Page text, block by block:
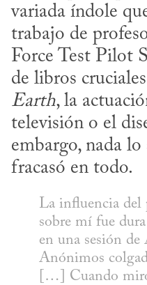
variada índole
trabajo de
Force Test Pilot
de libros
Earth, la
televisión o el
embargo, nada
fracasó en todo.
La influencia del
sobre mí fue
en una sesión
Anónimos
[…] Cuando